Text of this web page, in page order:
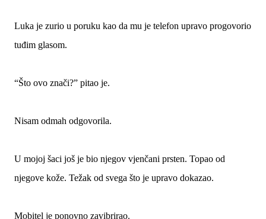
Luka je zurio u poruku kao da mu je telefon upravo progovorio
tuđim glasom.
“Što ovo znači?” pitao je.
Nisam odmah odgovorila.
U mojoj šaci još je bio njegov vjenčani prsten. Topao od
njegove kože. Težak od svega što je upravo dokazao.
Mobitel je ponovno zavibrirao.